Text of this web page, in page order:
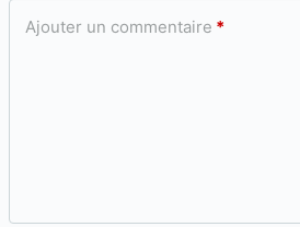
Ajouter un commentaire *